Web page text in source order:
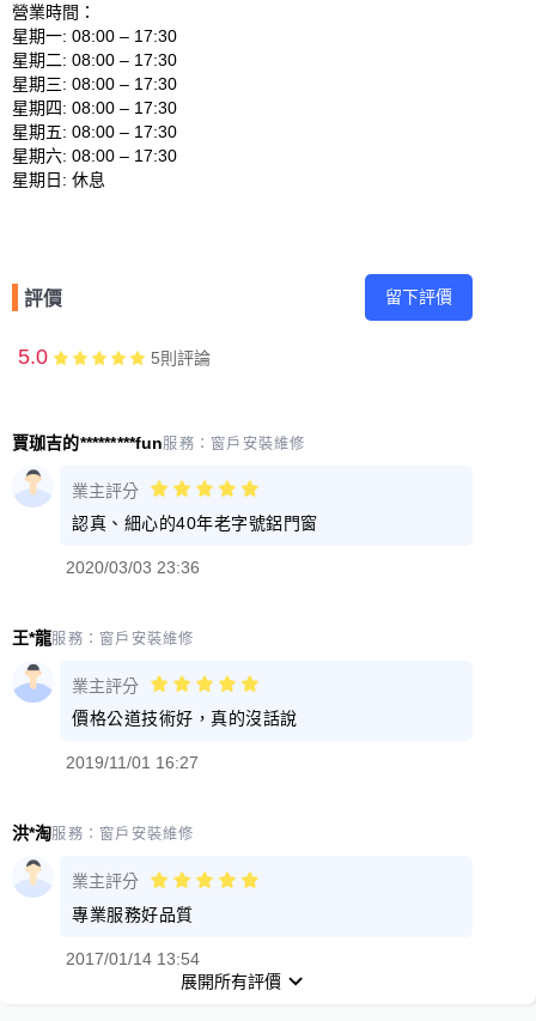
營業時間：
星期一: 08:00 – 17:30
星期二: 08:00 – 17:30
星期三: 08:00 – 17:30
星期四: 08:00 – 17:30
星期五: 08:00 – 17:30
星期六: 08:00 – 17:30
評價 留下評價
5.0 5則評論
賈珈吉的*********fun服務： 窗戶安裝維修
業主評分
認真、細心的40年老字號鋁門窗
2020/03/03 23:36
王*龍服務： 窗戶安裝維修
業主評分
價格公道技術好，真的沒話說
2019/11/01 16:27
洪*淘服務： 窗戶安裝維修
業主評分
專業服務好品質
2017/01/14 13:54
展開所有評價